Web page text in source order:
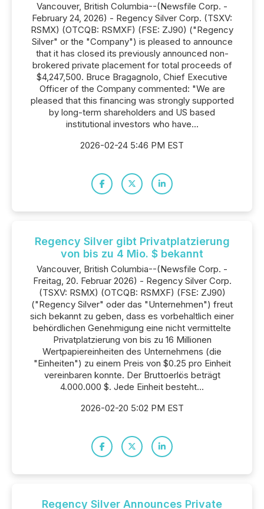
Vancouver, British Columbia--(Newsfile Corp. -
February 24, 2026) - Regency Silver Corp. (TSXV:
RSMX) (OTCQB: RSMXF) (FSE: ZJ90) ("Regency
Silver" or the "Company") is pleased to announce
that it has closed its previously announced non-
brokered private placement for total proceeds of
$4,247,500. Bruce Bragagnolo, Chief Executive
Officer of the Company commented: "We are
pleased that this financing was strongly supported
by long-term shareholders and US based
institutional investors who have...
2026-02-24 5:46 PM EST
Regency Silver gibt Privatplatzierung
von bis zu 4 Mio. $ bekannt
Vancouver, British Columbia--(Newsfile Corp. -
Freitag, 20. Februar 2026) - Regency Silver Corp.
(TSXV: RSMX) (OTCQB: RSMXF) (FSE: ZJ90)
("Regency Silver" oder das "Unternehmen") freut
sich bekannt zu geben, dass es vorbehaltlich einer
behördlichen Genehmigung eine nicht vermittelte
Privatplatzierung von bis zu 16 Millionen
Wertpapiereinheiten des Unternehmens (die
"Einheiten") zu einem Preis von $0.25 pro Einheit
vereinbaren konnte. Der Bruttoerlös beträgt
4.000.000 $. Jede Einheit besteht...
2026-02-20 5:02 PM EST
Regency Silver Announces Private